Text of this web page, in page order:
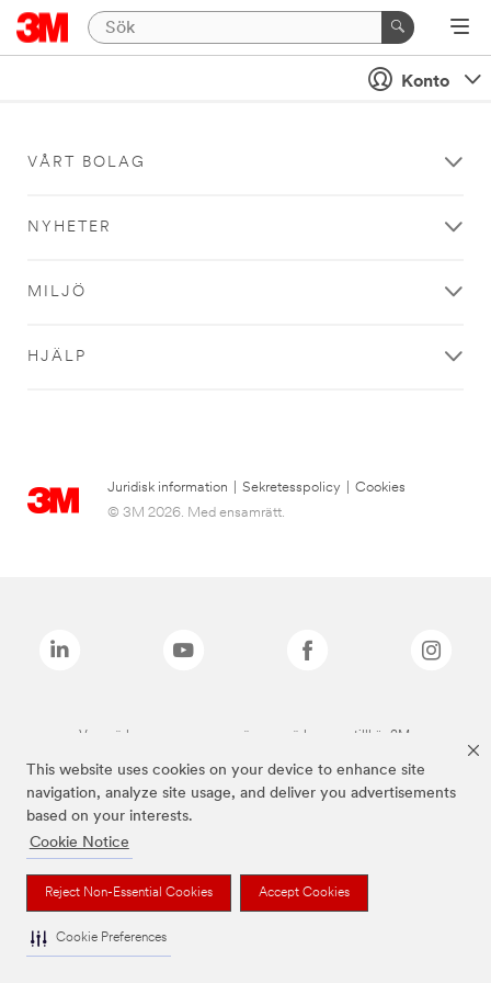
This website uses cookies on your device to enhance site
navigation, analyze site usage, and deliver you advertisements
based on your interests.
Cookie Notice
Reject Non-Essential Cookies Accept Cookies
Cookie Preferences
Konto
VÅRT BOLAG
NYHETER
MILJÖ
HJÄLP
Juridisk information Sekretesspolicy
Cookies
© 3M 2026. Med ensamrätt.
Varumärken som anges ovan är varumärken som tillhör 3M.